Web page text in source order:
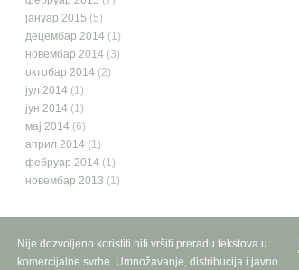
јануар 2015 (5)
децембар 2014(1)
новембар 2014(3)
октобар 2014(2)
јул 2014(1)
јун 2014(1)
мај 2014(6)
април 2014(1)
фебруар 2014(1)
новембар 2013 (1)
Nije dozvoljeno koristiti niti vršiti preradu tekstova u
komercijalne svrhe. Umnožavanje, distribucija i javno